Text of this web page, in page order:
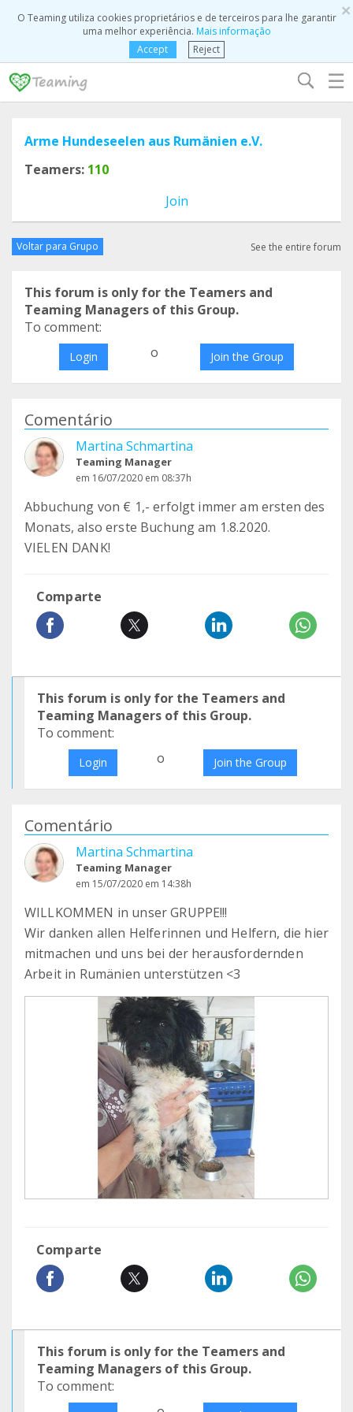
×
O Teaming utiliza cookies proprietários e de terceiros para lhe garantir
uma melhor experiência. Mais informação
Accept
Reject
☰
Arme Hundeseelen aus Rumänien e.V.
Teamers: 110
Join
Voltar para Grupo See the entire forum
This forum is only for the Teamers and
Teaming Managers of this Group.
To comment:
Login o Join the Group
Comentário
Martina Schmartina
Teaming Manager
em 16/07/2020 em 08:37h
Abbuchung von € 1,- erfolgt immer am ersten des
Monats, also erste Buchung am 1.8.2020.
VIELEN DANK!
Comparte
This forum is only for the Teamers and
Teaming Managers of this Group.
To comment:
Login o Join the Group
Comentário
Martina Schmartina
Teaming Manager
em 15/07/2020 em 14:38h
WILLKOMMEN in unser GRUPPE!!!
Wir danken allen Helferinnen und Helfern, die hier
mitmachen und uns bei der herausfordernden
Arbeit in Rumänien unterstützen <3
Comparte
This forum is only for the Teamers and
Teaming Managers of this Group.
To comment: